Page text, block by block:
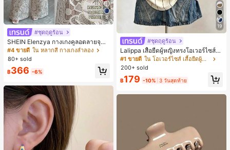
5
#ชุดฤดูร้อน
SHEIN Elenzya กางเกงคูลอตลายจุดเ
อวสูงแบบใหม่สำหรับฤดูใบไม้ผลิ/ฤดูร้อ
น, สไตล์หรูหราเหมาะสำหรับใส่ในชีวิต
ประจำวันและทำงาน, ให้ความรู้สึกวินเ
ทจสำหรับฤดูรับปริญญา, เทศกาลดนตร
ี, การแข่งม้าดาร์บี้, วันประกาศอิสรภาพ
#4 ขายดี ใน หลากสี กางเกงลำลอง
80+ sold
฿366 -6%
19
#ชุดฤดูร้อน
Lalippa เสื้อยืดผู้หญิงทรงโอเวอร์ไซส์ค
วามยาวกลาง คอกลม ไหล่ตก ลายพิมพ์
ตัวอักษรและลายทางแนวตั้ง สไตล์แฟชั่
นมินิมอล ของขวัญให้เพื่อน
#1 ขายดี
ใน โอเวอร์ไซส์ เสื้อยืดผู้หญิง
200+ sold
฿179 -10% 3 วันสุดท้าย